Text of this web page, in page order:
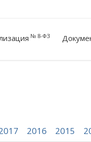
№ 8-ФЗ
2016 2015